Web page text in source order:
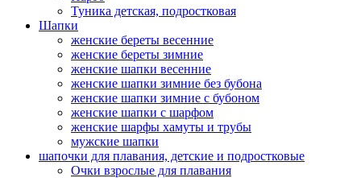
Туника детская, подростковая
Шапки
женские береты весенние
женские береты зимние
женские шапки весенние
женские шапки зимние без бубона
женские шапки зимние с бубоном
женские шапки с шарфом
женские шарфы хамуты и трубы
мужские шапки
шапочки для плавания, детские и подростковые
Очки взрослые для плавания